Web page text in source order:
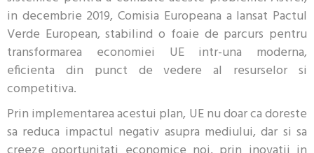
in decembrie 2019, Comisia Europeana a lansat Pactul
Verde European, stabilind o foaie de parcurs pentru
transformarea economiei UE intr-una moderna,
eficienta din punct de vedere al resurselor si
competitiva.
Prin implementarea acestui plan, UE nu doar ca doreste
sa reduca impactul negativ asupra mediului, dar si sa